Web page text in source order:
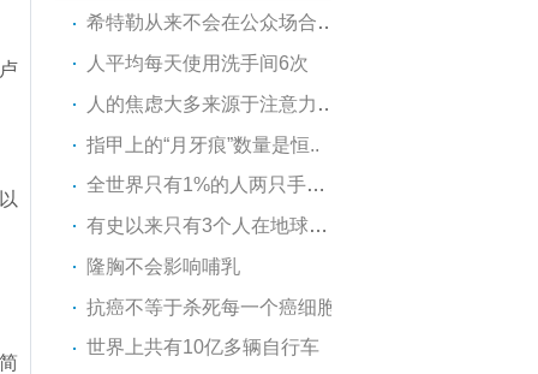
希特勒从来不会在公众场合，..
人平均每天使用洗手间6次
人的焦虑大多来源于注意力的..
指甲上的“月牙痕”数量是恒..
全世界只有1%的人两只手一样..
有史以来只有3个人在地球大气..
隆胸不会影响哺乳
抗癌不等于杀死每一个癌细胞
世界上共有10亿多辆自行车